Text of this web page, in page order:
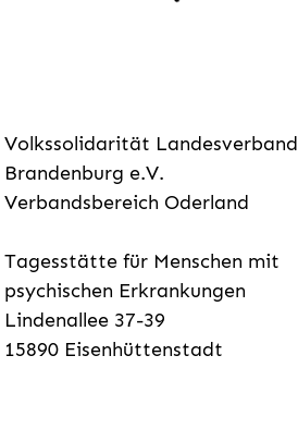
Volkssolidarität Landesverband
Brandenburg e.V.
Verbandsbereich Oderland
Tagesstätte für Menschen mit
psychischen Erkrankungen
Lindenallee 37-39
15890 Eisenhüttenstadt